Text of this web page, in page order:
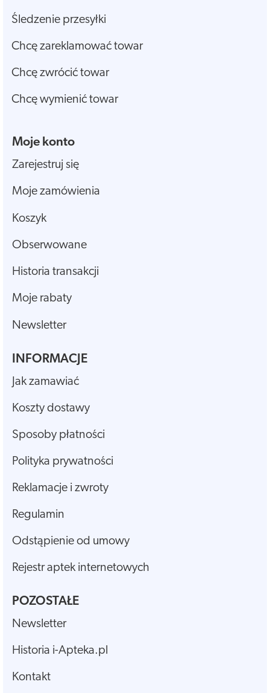
Śledzenie przesyłki
Chcę zareklamować towar
Chcę zwrócić towar
Chcę wymienić towar
Moje konto
Zarejestruj się
Moje zamówienia
Koszyk
Obserwowane
Historia transakcji
Moje rabaty
Newsletter
INFORMACJE
Jak zamawiać
Koszty dostawy
Sposoby płatności
Polityka prywatności
Reklamacje i zwroty
Regulamin
Odstąpienie od umowy
Rejestr aptek internetowych
POZOSTAŁE
Newsletter
Historia i-Apteka.pl
Kontakt